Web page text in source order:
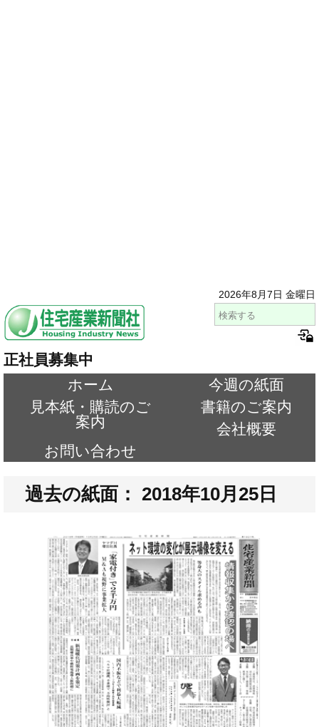
2026年8月7日 金曜日
正社員募集中
ホーム
今週の紙面
見本紙・購読のご
案内
書籍のご案内
会社概要
お問い合わせ
過去の紙面： 2018年10月25日